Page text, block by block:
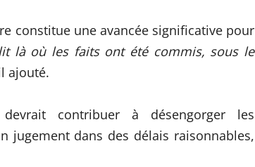
constitue une avancée significative pour
là où les faits ont été commis, sous le
ajouté.
contribuer à désengorger les
jugement dans des délais raisonnables,